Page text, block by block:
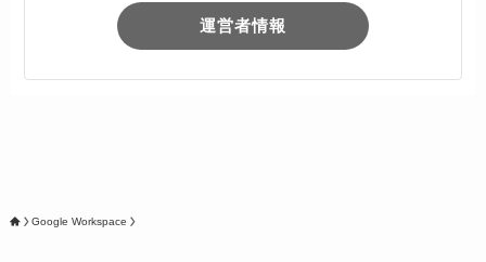
運営者情報
Google Workspace